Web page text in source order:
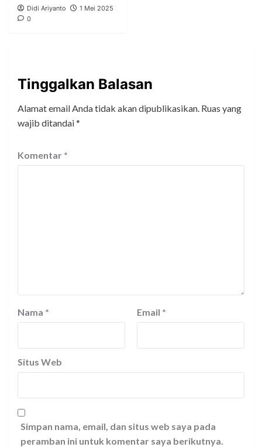
Didi Ariyanto
1 Mei 2025
0
Tinggalkan Balasan
Alamat email Anda tidak akan dipublikasikan. Ruas yang
wajib ditandai*
Komentar *
Nama * Email *
Situs Web
Simpan nama, email, dan situs web saya pada
peramban ini untuk komentar saya berikutnya.